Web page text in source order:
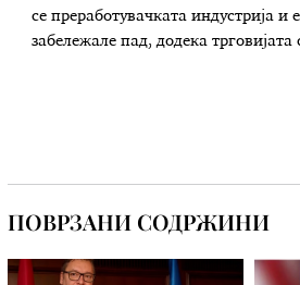
се преработувачката индустрија и
забележале пад, додека трговијата
ПОВРЗАНИ СОДРЖИНИ